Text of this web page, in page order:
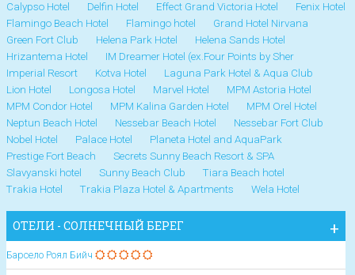
Calypso Hotel
Delfin Hotel Effect Grand Victoria Hotel
Fenix Hotel
Flamingo Beach Hotel
Flamingo hotel
Grand Hotel Nirvana
Green Fort Club
Helena Park Hotel
Helena Sands Hotel
Hrizantema Hotel
IM Dreamer Hotel (ex.Four Points by Sher
Imperial Resort
Kotva Hotel
Laguna Park Hotel & Aqua Club
Lion Hotel
Longosa Hotel Marvel Hotel
MPM Astoria Hotel
MPM Condor Hotel
MPM Kalina Garden Hotel
MPM Orel Hotel
Neptun Beach Hotel
Nessebar Beach Hotel
Nessebar Fort Club
Nobel Hotel
Palace Hotel
Planeta Hotel and AquaPark
Prestige Fort Beach
Secrets Sunny Beach Resort & SPA
Slavyanski hotel
Sunny Beach Club
Tiara Beach hotel
Trakia Hotel
Trakia Plaza Hotel & Apartments Wela Hotel
ОТЕЛИ - СОЛНЕЧНЫЙ БЕРЕГ
Барсело Роял Бийч